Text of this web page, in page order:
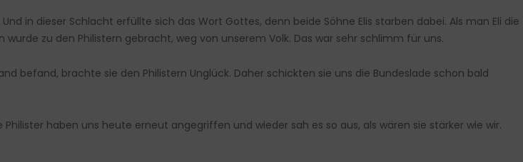
in dieser Schlacht erfüllte sich das Wort Gottes, denn beide Söhne Elis starben dabei. Als man Eli die
zu den Philistern gebracht, weg von unserem Volk. Das war sehr schlimm für uns.
befand, brachte sie den Philistern Unglück. Daher schickten sie uns die Bundeslade schon bald
haben uns heute erneut angegriffen und wieder sah es so aus, als wären sie stärker wie wir.